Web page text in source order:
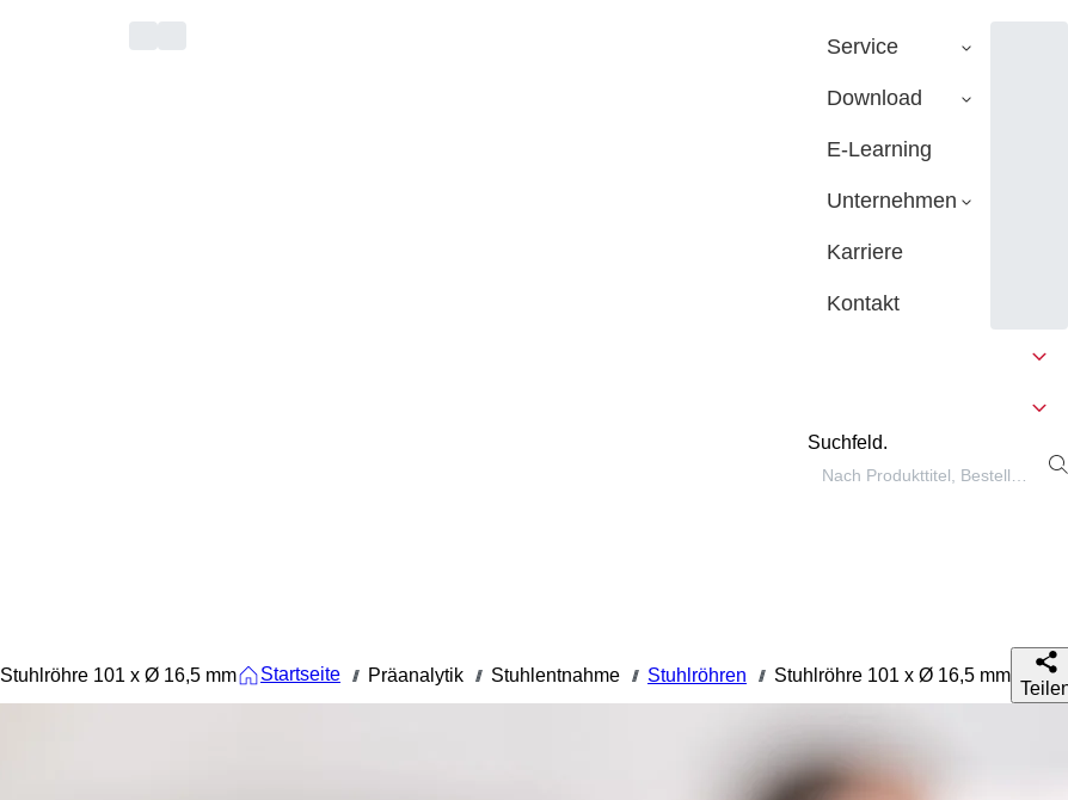
Service
Download
E-Learning
Unternehmen
Karriere
Kontakt
Suchfeld.
Stuhlröhre 101 x Ø 16,5 mm Startseite /// Präanalytik /// Stuhlentnahme /// Stuhlröhren /// Stuhlröhre 101 x Ø 16,5 mm